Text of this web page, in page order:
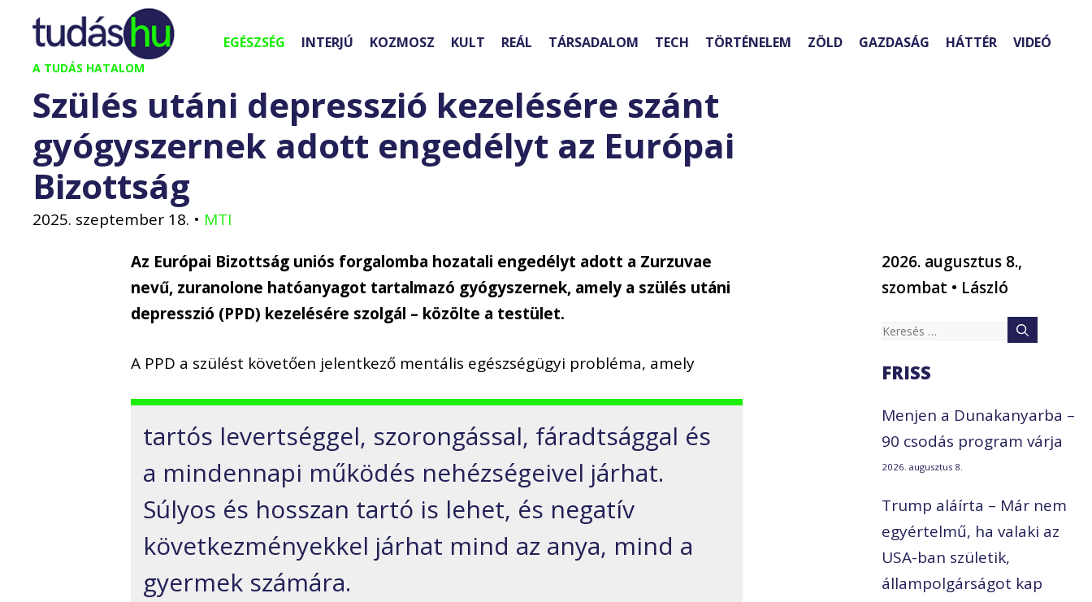
Kilépés
tartalomba
A TUDÁS HATALOM
EGÉSZSÉG INTERJÚ KOZMOSZ KULT REÁL TÁRSADALOM TECH TÖRTÉNELEM ZÖLD GAZDASÁG HÁTTÉR VIDEÓ
Szülés utáni depresszió kezelésére szánt
gyógyszernek adott engedélyt az Európai
Bizottság
2025. szeptember 18. • MTI
Az Európai Bizottság uniós forgalomba hozatali engedélyt adott a Zurzuvae
nevű, zuranolone hatóanyagot tartalmazó gyógyszernek, amely a szülés utáni
depresszió (PPD) kezelésére szolgál – közölte a testület.
A PPD a szülést követően jelentkező mentális egészségügyi probléma, amely
tartós levertséggel, szorongással, fáradtsággal és
a mindennapi működés nehézségeivel járhat.
Súlyos és hosszan tartó is lehet, és negatív
következményekkel járhat mind az anya, mind a
gyermek számára.
2026. augusztus 8.,
szombat • László
Keresés:
FRISS
Menjen a Dunakanyarba –
90 csodás program várja
2026. augusztus 8.
Trump aláírta – Már nem
egyértelmű, ha valaki az
USA-ban születik,
állampolgárságot kap